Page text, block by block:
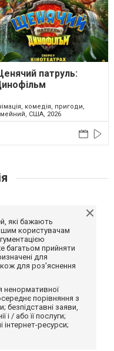
патруль:
комедія, пригоди,
США, 2026
які бажають
користувачам
багатьом прийняти
для
для роз'яснення
ненормативної
порівняння з
заяви,
/ або її послуги;
ресурси;